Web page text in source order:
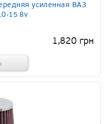
усиленная ВАЗ
15 8v
1,820 грн